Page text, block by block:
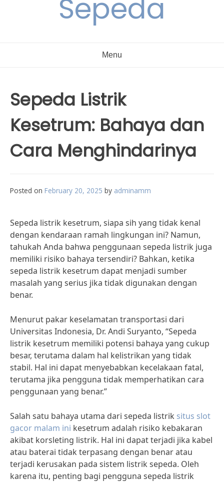
Sepeda
Menu
Sepeda Listrik
Kesetrum: Bahaya dan
Cara Menghindarinya
Posted on February 20, 2025 by adminamm
Sepeda listrik kesetrum, siapa sih yang tidak kenal
dengan kendaraan ramah lingkungan ini? Namun,
tahukah Anda bahwa penggunaan sepeda listrik juga
memiliki risiko bahaya tersendiri? Bahkan, ketika
sepeda listrik kesetrum dapat menjadi sumber
masalah yang serius jika tidak digunakan dengan
benar.
Menurut pakar keselamatan transportasi dari
Universitas Indonesia, Dr. Andi Suryanto, “Sepeda
listrik kesetrum memiliki potensi bahaya yang cukup
besar, terutama dalam hal kelistrikan yang tidak
stabil. Hal ini dapat menyebabkan kecelakaan fatal,
terutama jika pengguna tidak memperhatikan cara
penggunaan yang benar.”
Salah satu bahaya utama dari sepeda listrik situs slot
gacor malam ini kesetrum adalah risiko kebakaran
akibat korsleting listrik. Hal ini dapat terjadi jika kabel
atau baterai tidak terpasang dengan benar atau
terjadi kerusakan pada sistem listrik sepeda. Oleh
karena itu, penting bagi pengguna sepeda listrik